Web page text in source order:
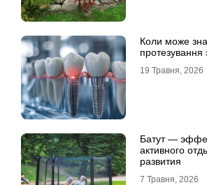
Коли може
протезування
19 Травня, 2026
Батут —
активного
развития
7 Травня, 2026